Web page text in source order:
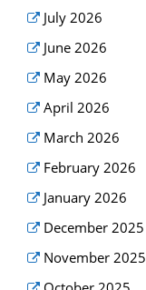
July 2026
June 2026
May 2026
April 2026
March 2026
February 2026
January 2026
December 2025
November 2025